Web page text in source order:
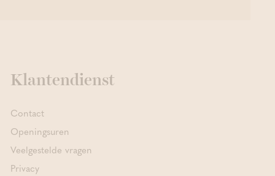
Klantendienst
Contact
Openingsuren
Veelgestelde vragen
Privacy